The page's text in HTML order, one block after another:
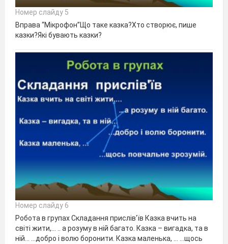
Номер слайду 5
Вправа “Мікрофон”Що таке казка?Хто створює, пише
казки?Які бувають казки?
Номер слайду 6
Робота в групах Складання прислів'їв Казка вчить на
світі жити,… .. а розуму в ній багато. Казка – вигадка, та в
ній… …добро і волю боронити. Казка маленька, … …щось